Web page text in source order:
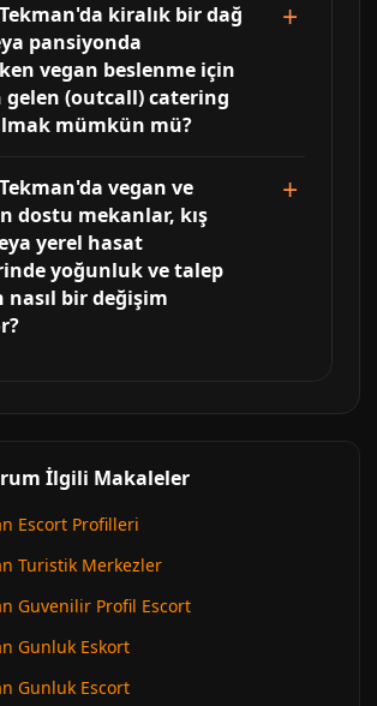
kiralık bir dağ
pansiyonda
vegan beslenme için
gelen (outcall) catering
mümkün mü?
vegan ve
dostu mekanlar, kış
yerel hasat
yoğunluk ve talep
nasıl bir değişim
İlgili Makaleler
Escort Profilleri
Turistik Merkezler
Guvenilir Profil Escort
Gunluk Eskort
Gunluk Escort